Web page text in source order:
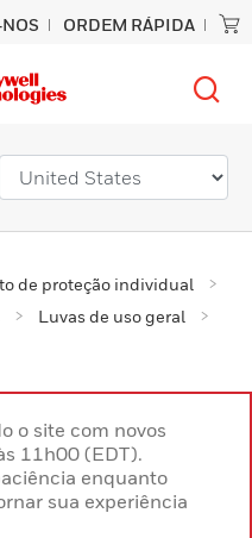
ORDEM RÁPIDA
de proteção individual
Luvas de uso geral
o site com novos
11h00 (EDT).
enquanto
sua experiência